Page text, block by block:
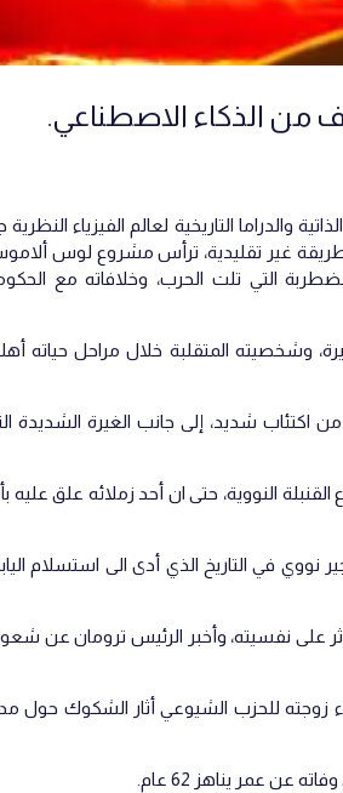
من الذكاء الاصطناعي.
والدراما التاريخية لعالم الفيزياء النظرية
بطريقة غير تقليدية، ترأس مشروع لوس
التي تلت الحرب، وخلافاته مع
وشخصيته المتقلبة خلال مراحل حياته
اكتئاب شديد، إلى جانب الغيرة الشديدة
النووية، حتى ان أحد زملائه علق عليه
نووي في التاريخ الذي أدى الى استسلام
أثر على نفسيته، وأخبر الرئيس ترومان عن
زوجته للحزب الشيوعي أثار الشكوك حول
عن عمر يناهز 62 عام.